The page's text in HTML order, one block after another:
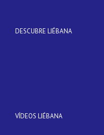
DESCUBRE LIÉBANA
VÍDEOS LIÉBANA